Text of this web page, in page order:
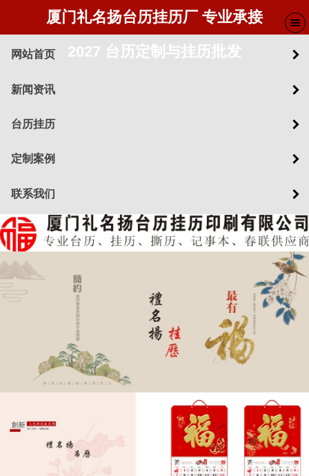
厦门礼名扬台历挂历厂 专业承接
2027 台历定制与挂历批发
网站首页
新闻资讯
台历挂历
定制案例
联系我们